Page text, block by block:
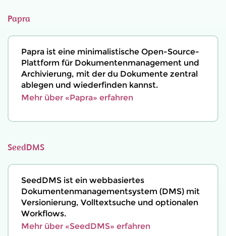
Papra
Papra ist eine minimalistische Open-Source-
Plattform für Dokumentenmanagement und
Archivierung, mit der du Dokumente zentral
ablegen und wiederfinden kannst.
Mehr über «Papra» erfahren
SeedDMS
SeedDMS ist ein webbasiertes
Dokumentenmanagementsystem (DMS) mit
Versionierung, Volltextsuche und optionalen
Workflows.
Mehr über «SeedDMS» erfahren